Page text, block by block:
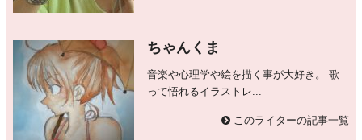
ちゃんくま
音楽や心理学や絵を描く事が大好き。 歌
って悟れるイラストレ...
このライターの記事一覧